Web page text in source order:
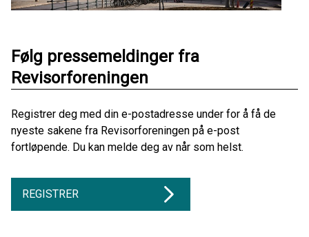
Følg pressemeldinger fra
Revisorforeningen
Registrer deg med din e-postadresse under for å få de
nyeste sakene fra Revisorforeningen på e-post
fortløpende. Du kan melde deg av når som helst.
REGISTRER